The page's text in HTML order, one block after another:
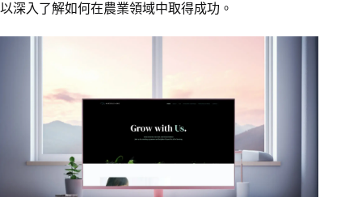
以深入了解如何在農業領域中取得成功。